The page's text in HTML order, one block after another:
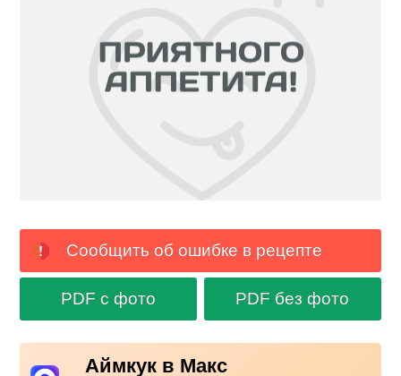
Сообщить об ошибке в рецепте
PDF с фото PDF без фото
Аймкук в Макс